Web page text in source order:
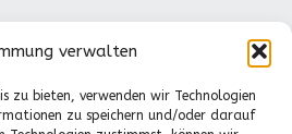
verwalten
zu bieten, verwenden wir Technologien
zu speichern und/oder darauf